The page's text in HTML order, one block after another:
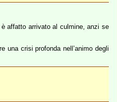
affatto arrivato al culmine, anzi se
una crisi profonda nell’animo degli